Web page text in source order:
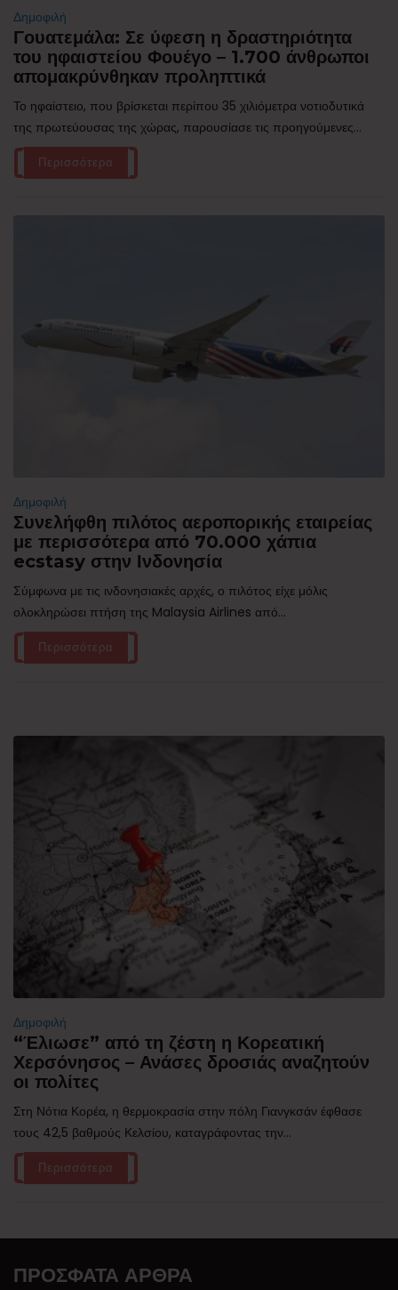
Δημοφιλή
Γουατεμάλα: Σε ύφεση η δραστηριότητα
του ηφαιστείου Φουέγο – 1.700 άνθρωποι
απομακρύνθηκαν προληπτικά
Το ηφαίστειο, που βρίσκεται περίπου 35 χιλιόμετρα νοτιοδυτικά
της πρωτεύουσας της χώρας, παρουσίασε τις προηγούμενες...
Περισσότερα
Δημοφιλή
Συνελήφθη πιλότος αεροπορικής εταιρείας
με περισσότερα από 70.000 χάπια
ecstasy στην Ινδονησία
Σύμφωνα με τις ινδονησιακές αρχές, ο πιλότος είχε μόλις
ολοκληρώσει πτήση της Malaysia Airlines από...
Περισσότερα
Δημοφιλή
“Έλιωσε” από τη ζέστη η Κορεατική
Χερσόνησος – Ανάσες δροσιάς αναζητούν
οι πολίτες
Στη Νότια Κορέα, η θερμοκρασία στην πόλη Γιανγκσάν έφθασε
τους 42,5 βαθμούς Κελσίου, καταγράφοντας την...
Περισσότερα
ΠΡΌΣΦΑΤΑ ΆΡΘΡΑ